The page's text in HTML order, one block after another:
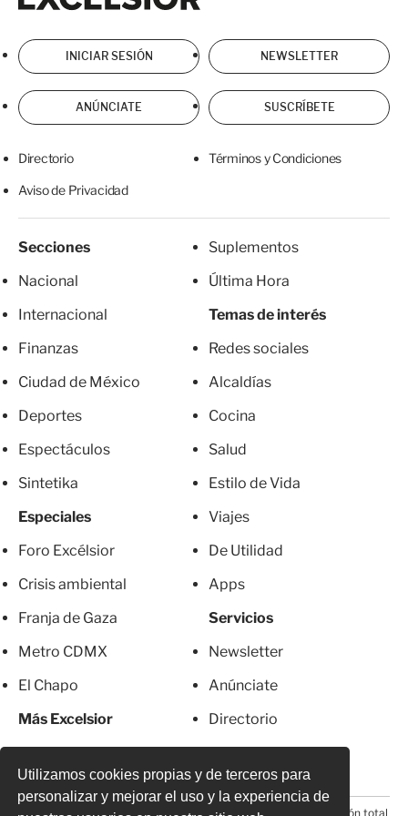
Utilizamos cookies propias y de terceros para
personalizar y mejorar el uso y la experiencia de
INICIAR SESIÓN NEWSLETTER
ANÚNCIATE SUSCRÍBETE
Directorio Términos y Condiciones
Aviso de Privacidad
Secciones
Nacional
Internacional
Finanzas
Ciudad de México
Deportes
Espectáculos
Sintetika
Especiales
Foro Excélsior
Crisis ambiental
Franja de Gaza
Metro CDMX
El Chapo
Más Excelsior
Suplementos
Última Hora
Temas de interés
Redes sociales
Alcaldías
Cocina
Salud
Estilo de Vida
Viajes
De Utilidad
Apps
Servicios
Newsletter
Anúnciate
Directorio
© 2026 Todos los derechos reservados. Prohibida la reproducción total